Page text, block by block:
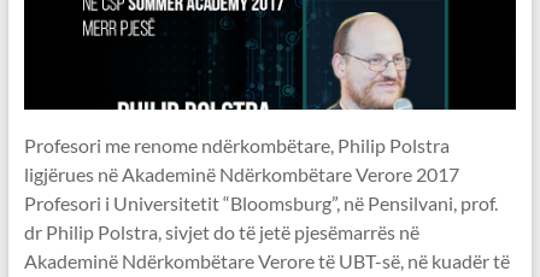
Profesori me renome ndërkombëtare, Philip Polstra
ligjërues në Akademinë Ndërkombëtare Verore 2017
Profesori i Universitetit “Bloomsburg”, në Pensilvani, prof.
dr Philip Polstra, sivjet do të jetë pjesëmarrës në
Akademinë Ndërkombëtare Verore të UBT-së, në kuadër të